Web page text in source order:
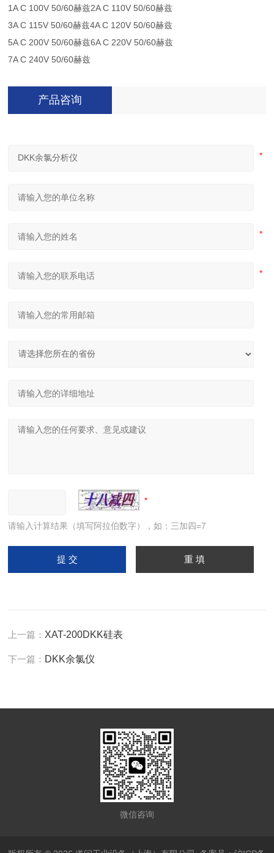
1A C 100V 50/60赫兹2A C 110V 50/60赫兹
3A C 115V 50/60赫兹4A C 120V 50/60赫兹
5A C 200V 50/60赫兹6A C 220V 50/60赫兹
7A C 240V 50/60赫兹
产品咨询
请输入计算结果（填写阿拉伯数字），如：三加四=7
上一篇： XAT-200DKK硅表
下一篇： DKK余氯仪
微信咨询